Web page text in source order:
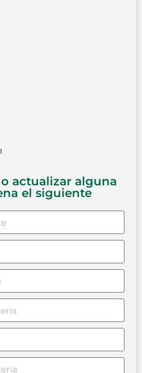
actualizar alguna
el siguiente